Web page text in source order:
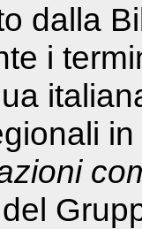
dalla
i